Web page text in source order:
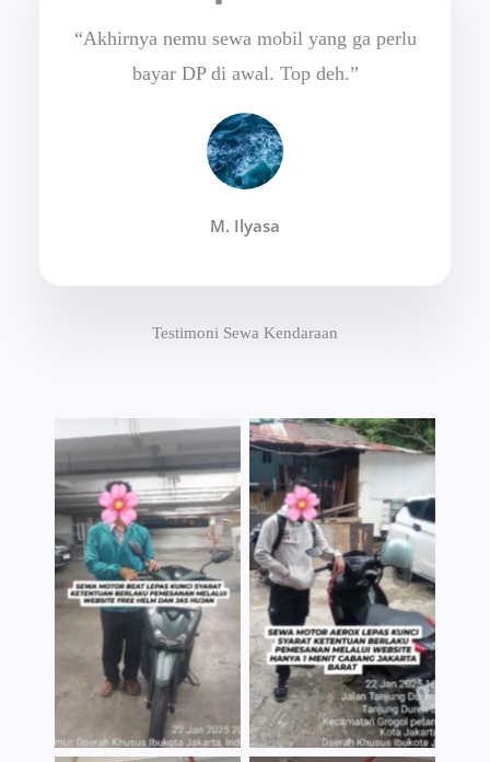
“Akhirnya nemu sewa mobil yang ga perlu
bayar DP di awal. Top deh.”
M. Ilyasa
Testimoni Sewa Kendaraan
TNo Caption TNo Caption